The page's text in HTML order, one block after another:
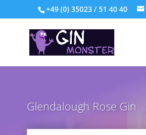
+49 (0) 35023 / 51 40 40
Glendalough Rose Gin